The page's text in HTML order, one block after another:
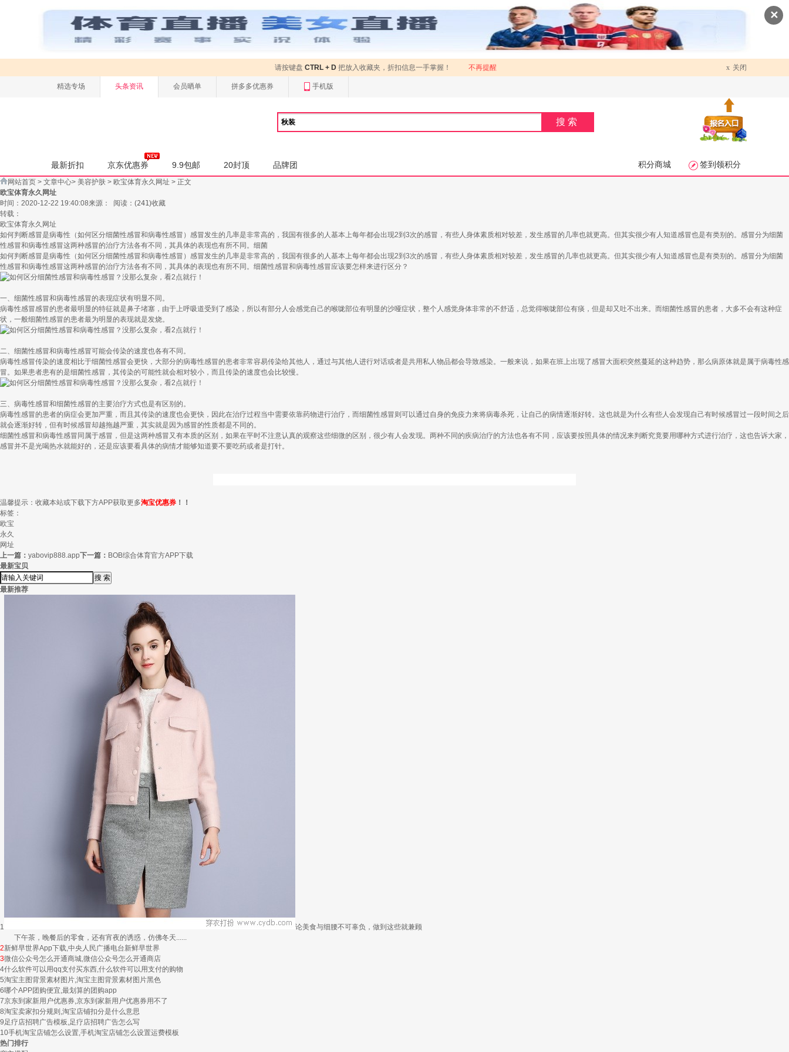
✕
请按键盘 CTRL + D 把放入收藏夹，折扣信息一手掌握！ 不再提醒 x 关闭
精选专场 头条资讯 会员晒单 拼多多优惠券 手机版
搜索
最新折扣 京东优惠券 9.9包邮 20封顶 品牌团 积分商城 签到领积分
网站首页 > 文章中心> 美容护肤 > 欧宝体育永久网址 > 正文
欧宝体育永久网址
时间：2020-12-22 19:40:08来源： 阅读： (241)收藏
转载：
欧宝体育永久网址
如何判断感冒是病毒性（如何区分细菌性感冒和病毒性感冒）感冒发生的几率是非常高的，我国有很多的人基本上每年都会出现2到3次的感冒，有些人身体素质相对较差，发生感冒的几率也就更高。但其实很少有人知道感冒也是有类别的。感冒分为细菌
性感冒和病毒性感冒这两种感冒的治疗方法各有不同，其具体的表现也有所不同。细菌
如何判断感冒是病毒性（如何区分细菌性感冒和病毒性感冒）感冒发生的几率是非常高的，我国有很多的人基本上每年都会出现2到3次的感冒，有些人身体素质相对较差，发生感冒的几率也就更高。但其实很少有人知道感冒也是有类别的。感冒分为细菌
性感冒和病毒性感冒这两种感冒的治疗方法各有不同，其具体的表现也有所不同。细菌性感冒和病毒性感冒应该要怎样来进行区分？
一、细菌性感冒和病毒性感冒的表现症状有明显不同。
病毒性感冒感冒的患者最明显的特征就是鼻子堵塞，由于上呼吸道受到了感染，所以有部分人会感觉自己的喉咙部位有明显的沙哑症状，整个人感觉身体非常的不舒适，总觉得喉咙部位有痰，但是却又吐不出来。而细菌性感冒的患者，大多不会有这种症
状，一般细菌性感冒的患者最为明显的表现就是发烧。
二、细菌性感冒和病毒性感冒可能会传染的速度也各有不同。
病毒性感冒传染的速度相比于细菌性感冒会更快，大部分的病毒性感冒的患者非常容易传染给其他人，通过与其他人进行对话或者是共用私人物品都会导致感染。一般来说，如果在班上出现了感冒大面积突然蔓延的这种趋势，那么病原体就是属于病毒性感
冒。如果患者患有的是细菌性感冒，其传染的可能性就会相对较小，而且传染的速度也会比较慢。
三、病毒性感冒和细菌性感冒的主要治疗方式也是有区别的。
病毒性感冒的患者的病症会更加严重，而且其传染的速度也会更快，因此在治疗过程当中需要依靠药物进行治疗，而细菌性感冒则可以通过自身的免疫力来将病毒杀死，让自己的病情逐渐好转。这也就是为什么有些人会发现自己有时候感冒过一段时间之后
就会逐渐好转，但有时候感冒却越拖越严重，其实就是因为感冒的性质都是不同的。
细菌性感冒和病毒性感冒同属于感冒，但是这两种感冒又有本质的区别，如果在平时不注意认真的观察这些细微的区别，很少有人会发现。两种不同的疾病治疗的方法也各有不同，应该要按照具体的情况来判断究竟要用哪种方式进行治疗，这也告诉大家，
感冒并不是光喝热水就能好的，还是应该要看具体的病情才能够知道要不要吃药或者是打针。
温馨提示：收藏本站或下载下方APP获取更多淘宝优惠券 ！！
标签：
欧宝
永久
网址
上一篇： yabovip888.app下一篇： BOB综合体育官方APP下载
最新宝贝
最新推荐
1
论美食与细腰不可辜负，做到这些就兼顾
下午茶，晚餐后的零食，还有宵夜的诱惑，仿佛冬天......
2新鲜早世界App下载,中央人民广播电台新鲜早世界
3微信公众号怎么开通商城,微信公众号怎么开通商店
4什么软件可以用qq支付买东西,什么软件可以用支付的购物
5淘宝主图背景素材图片,淘宝主图背景素材图片黑色
6哪个APP团购便宜,最划算的团购app
7京东到家新用户优惠券,京东到家新用户优惠券用不了
8淘宝卖家扣分规则,淘宝店铺扣分是什么意思
9足疗店招聘广告模板,足疗店招聘广告怎么写
10手机淘宝店铺怎么设置,手机淘宝店铺怎么设置运费模板
热门排行